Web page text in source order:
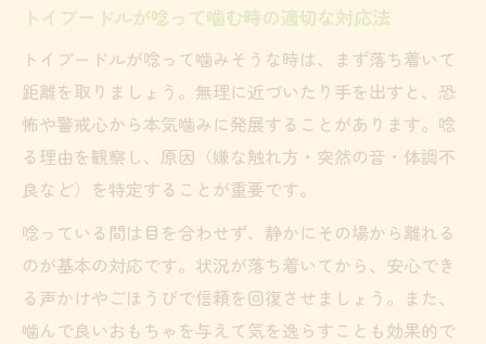
トイプードルが唸って噛む時の適切な対応法
トイプードルが唸って噛みそうな時は、まず落ち着いて
距離を取りましょう。無理に近づいたり手を出すと、恐
怖や警戒心から本気噛みに発展することがあります。唸
る理由を観察し、原因（嫌な触れ方・突然の音・体調不
良など）を特定することが重要です。
唸っている間は目を合わせず、静かにその場から離れる
のが基本の対応です。状況が落ち着いてから、安心でき
る声かけやごほうびで信頼を回復させましょう。また、
噛んで良いおもちゃを与えて気を逸らすことも効果的で